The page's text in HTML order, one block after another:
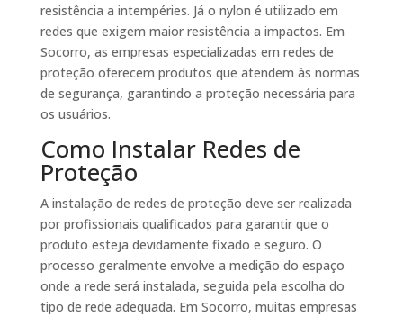
resistência a intempéries. Já o nylon é utilizado em
redes que exigem maior resistência a impactos. Em
Socorro, as empresas especializadas em redes de
proteção oferecem produtos que atendem às normas
de segurança, garantindo a proteção necessária para
os usuários.
Como Instalar Redes de
Proteção
A instalação de redes de proteção deve ser realizada
por profissionais qualificados para garantir que o
produto esteja devidamente fixado e seguro. O
processo geralmente envolve a medição do espaço
onde a rede será instalada, seguida pela escolha do
tipo de rede adequada. Em Socorro, muitas empresas